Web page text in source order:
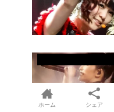
ホーム シェア